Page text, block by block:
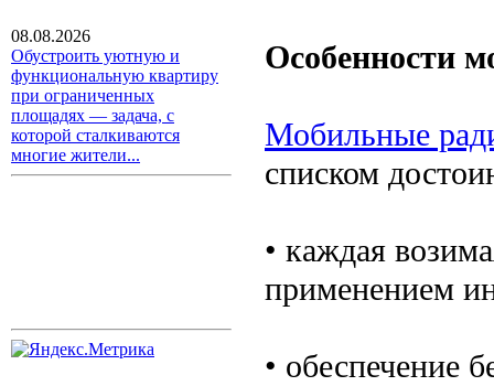
08.08.2026
Обустроить уютную и
функциональную квартиру
при ограниченных
площадях — задача, с
которой сталкиваются
многие жители...
Особенности
Мобильные
списком
• каждая
применением
• обеспечение